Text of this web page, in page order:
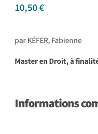
10,50€
par KÉFER, Fabienne
Master en Droit, à
Informations